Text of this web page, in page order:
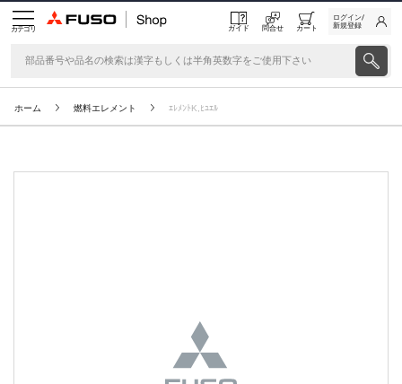
カテゴリ ガイド 問合せ カート
ログイン/
新規登録
ホーム 燃料エレメント ｴﾚﾒﾝﾄK,ﾋﾕｴﾙ